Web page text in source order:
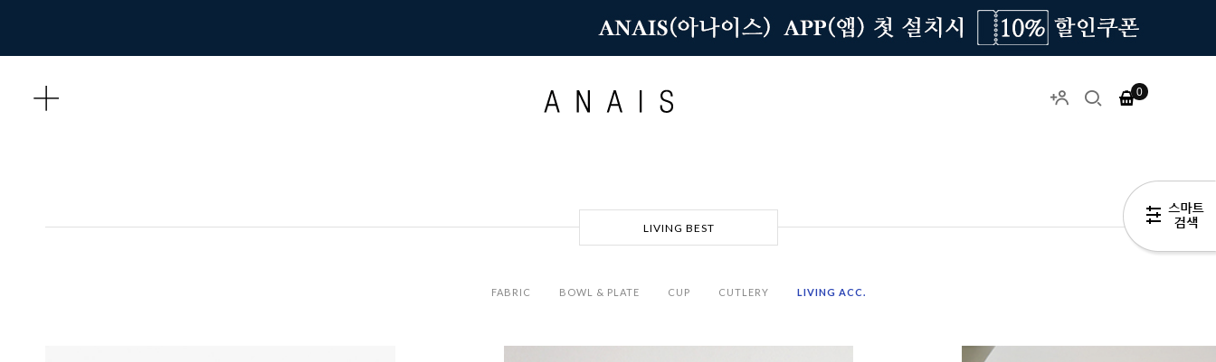
0
LIVING BEST
FABRIC BOWL & PLATE CUP CUTLERY LIVING ACC.